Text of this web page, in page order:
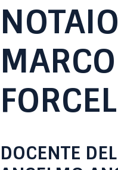
NOTAIO
MARCO
DOCENTE